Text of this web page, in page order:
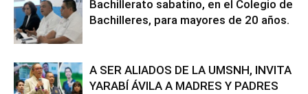
Bachillerato sabatino, en el Colegio de
Bachilleres, para mayores de 20 años.
A SER ALIADOS DE LA UMSNH, INVITA
YARABÍ ÁVILA A MADRES Y PADRES